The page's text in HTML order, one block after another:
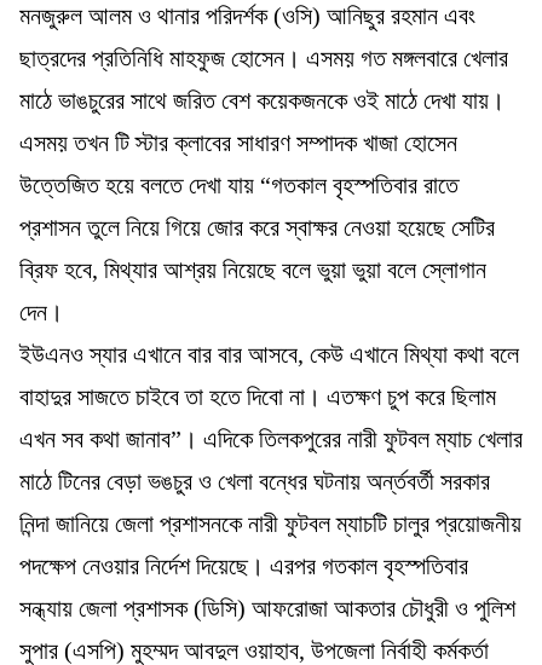
মনজুরুল আলম ও থানার পরিদর্শক (ওসি) আনিছুর রহমান এবং
ছাত্রদের প্রতিনিধি মাহফুজ হোসেন। এসময় গত মঙ্গলবারে খেলার
মাঠে ভাঙচুরের সাথে জরিত বেশ কয়েকজনকে ওই মাঠে দেখা যায়।
এসময় তখন টি স্টার ক্লাবের সাধারণ সম্পাদক খাজা হোসেন
উত্তেজিত হয়ে বলতে দেখা যায় “গতকাল বৃহস্পতিবার রাতে
প্রশাসন তুলে নিয়ে গিয়ে জোর করে স্বাক্ষর নেওয়া হয়েছে সেটির
ব্রিফ হবে, মিথ্যার আশ্রয় নিয়েছে বলে ভুয়া ভুয়া বলে স্লোগান
দেন।
ইউএনও স্যার এখানে বার বার আসবে, কেউ এখানে মিথ্যা কথা বলে
বাহাদুর সাজতে চাইবে তা হতে দিবো না। এতক্ষণ চুপ করে ছিলাম
এখন সব কথা জানাব”। এদিকে তিলকপুরের নারী ফুটবল ম্যাচ খেলার
মাঠে টিনের বেড়া ভঙচুর ও খেলা বন্ধের ঘটনায় অর্ন্তবর্তী সরকার
নিন্দা জানিয়ে জেলা প্রশাসনকে নারী ফুটবল ম্যাচটি চালুর প্রয়োজনীয়
পদক্ষেপ নেওয়ার নির্দেশ দিয়েছে। এরপর গতকাল বৃহস্পতিবার
সন্ধ্যায় জেলা প্রশাসক (ডিসি) আফরোজা আকতার চৌধুরী ও পুলিশ
সুপার (এসপি) মুহম্মদ আবদুল ওয়াহাব, উপজেলা নির্বাহী কর্মকর্তা